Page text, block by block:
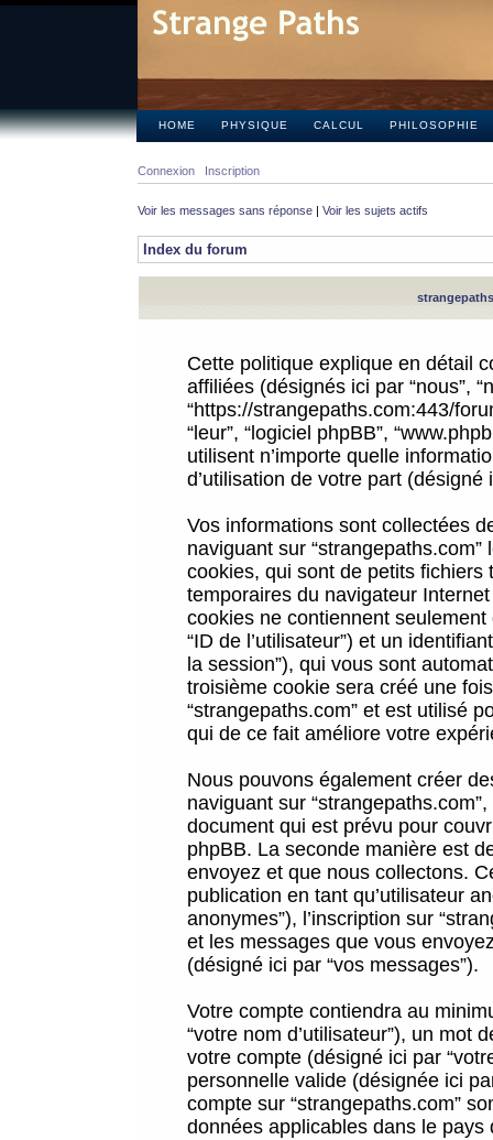
HOME PHYSIQUE CALCUL PHILOSOPHIE
Connexion Inscription
Voir les messages sans réponse | Voir les sujets actifs
Index du forum
Cette politique explique en détail
affiliées (désignés ici par “nous”,
“https://strangepaths.com:443/
“leur”, “logiciel phpBB”,
utilisent n’importe quelle
d’utilisation de votre part (désigné
Vos informations sont collectées
naviguant sur
cookies, qui sont de petits
temporaires du navigateur
cookies ne contiennent
“ID de l’utilisateur”) et un
la session”), qui vous sont
troisième cookie sera créé une
“strangepaths.com” et est utilisé
qui de ce fait améliore votre
Nous pouvons également créer
naviguant sur
document qui est prévu pour
phpBB. La seconde manière est
envoyez et que nous collectons.
publication en tant qu’utilisateur
anonymes”), l’inscription sur
et les messages que vous
(désigné ici par “vos messages”).
Votre compte contiendra au
“votre nom d’utilisateur”), un mot
votre compte (désigné ici par
personnelle valide (désignée ici
compte sur “strangepaths.com”
données applicables dans le